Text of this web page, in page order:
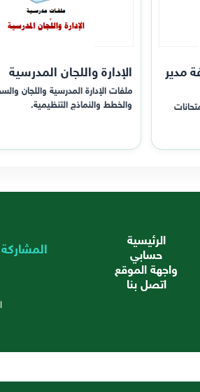
مدير الإدارة واللجان المدرسية
ملفات الإدارة المدرسية واللجان
والخطط والنماذج التنظيمية.
الرئيسية
حسابي
واجهة الموقع
اتصل بنا